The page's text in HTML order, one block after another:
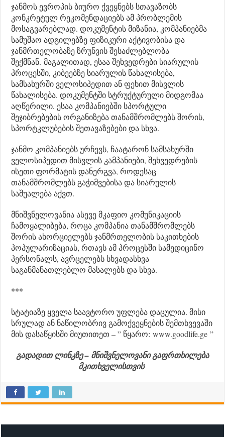
ჯანმოს ევროპის ბიურო ქვეყნებს სთავაზობს
კონკრეტულ რეკომენდაციებს ამ პრობლემის
მოსაგვარებლად. დოკუმენტის მიზანია, კომპანიებმა
სამუშაო ადგილებზე ფიზიკური აქტივობისა და
ჯანმრთელობაზე ზრუნვის შესაძლებლობა
შექმნან. მაგალითად, ესაა შეხვედრები სიარულის
პროცესში, კიბეებზე სიარულის წახალისება,
სამსახურში ველოსიპედით ან ფეხით მისვლის
წახალისება. დოკუმენტში სტრუქტურული მიდგომაა
აღწერილი. ესაა კომპანიებში სპორტული
შეჯიბრებების ორგანიზება თანამშრომლებს შორის,
სპორტკლუბების შეთავაზებები და სხვა.
ჯანმო კომპანიებს ურჩევს, ჩაატარონ სამსახურში
ველოსიპედით მისვლის კამპანიები, შეხვედრების
ისეთი ფორმატის დანერგვა, როდესაც
თანამშრომლებს გაჭიმვებისა და სიარულის
საშუალება აქვთ.
მნიშვნელოვანია ასევე მკაფიო კომუნიკაციის
ჩამოყალიბება, როცა კომპანია თანამშრომლებს
შორის ახორციელებს ჯანმრთელობის საკითხების
პოპულარიზაციას, რთავს ამ პროცესში სამედიცინო
პერსონალს, ავრცელებს სხვადასხვა
საგანმანათლებლო მასალებს და სხვა.
***
სტატიაზე ყველა საავტორო უფლება დაცულია. მისი
სრულად ან ნაწილობრივ გამოქვეყნების შემთხვევაში
მის დასაწყისში მიუთითეთ – ” წყარო:www.goodlife.ge ”
გადადით ლინკზე – მნიშვნელოვანი გაფრთხილება
მკითხველისთვის